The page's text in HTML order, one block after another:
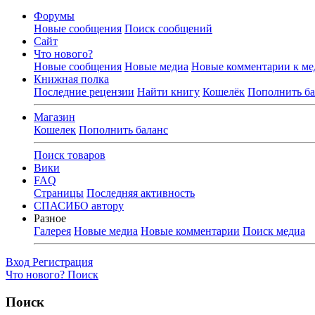
Форумы
Новые сообщения Поиск сообщений
Сайт
Что нового?
Новые сообщения Новые медиа Новые комментарии к
Книжная полка
Последние рецензии Найти книгу Кошелёк Пополнить
Магазин
Кошелек Пополнить баланс
Поиск товаров
Вики
FAQ
Страницы Последняя активность
СПАСИБО автору
Разное
Галерея Новые медиа Новые комментарии Поиск медиа
Вход Регистрация
Что нового? Поиск
Поиск